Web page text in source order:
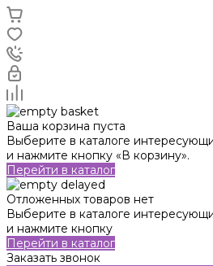
Ваша корзина пуста
Выберите в каталоге
и нажмите кнопку «В корзину».
Перейти в каталог
Отложенных товаров нет
Выберите в каталоге
и нажмите кнопку
Перейти в каталог
Заказать звонок